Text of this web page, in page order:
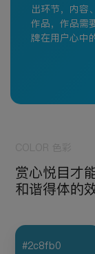
出环节，内容
作品，作品需
牌在用户心中
赏心悦目才
和谐得体的
#2c8fb0